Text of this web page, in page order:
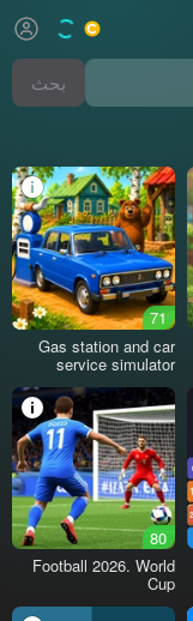
بحث
71
Gas station and car
service simulator
80
Football 2026. World
Cup